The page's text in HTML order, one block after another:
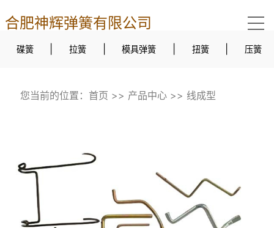
合肥神辉弹簧有限公司
碟簧 拉簧 模具弹簧 扭簧 压簧
您当前的位置： 首页 >> 产品中心>> 线成型